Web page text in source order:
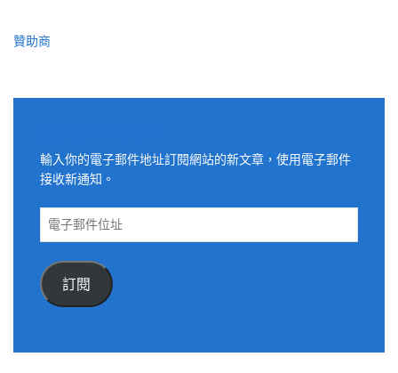
贊助商
輸入你的電子郵件地址訂閱網站的新文章，使用電子郵件
接收新通知。
電
件
位
訂閱